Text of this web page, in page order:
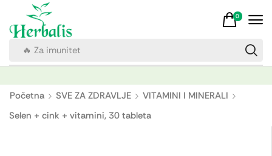
🔥 Za imunitet
0
Početna SVE ZA ZDRAVLJE
VITAMINI I MINERALI
Selen + cink + vitamini, 30 tableta